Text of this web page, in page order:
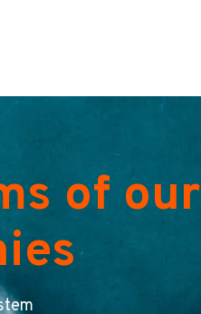
of our